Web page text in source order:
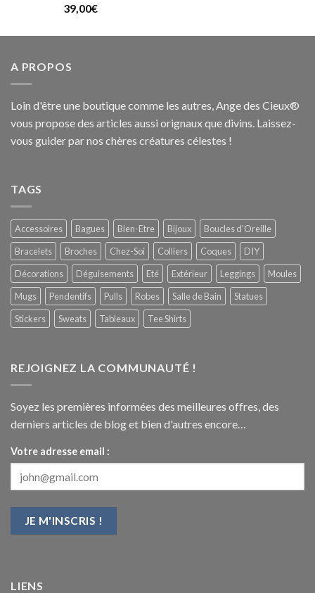
Note
5.0000000000000000
39,00€
A PROPOS
Loin d'être une boutique comme les autres, Ange des Cieux®
vous propose des articles aussi orignaux que divins. Laissez-
vous guider par nos chères créatures célestes !
TAGS
Accessoires Bagues Bien-Etre Bijoux
Boucles d'Oreille
Bracelets
Broches Chez-Soi Colliers Coques
DIY
Décorations
Déguisements Eté Extérieur Leggings
Moules
Mugs
Pendentifs Pulls Robes Salle de Bain
Statues
Stickers
Sweats Tableaux Tee Shirts
REJOIGNEZ LA COMMUNAUTÉ !
Soyez les premières informées des meilleures offres, des
derniers articles de blog et bien d'autres encore…
Votre adresse email :
LIENS